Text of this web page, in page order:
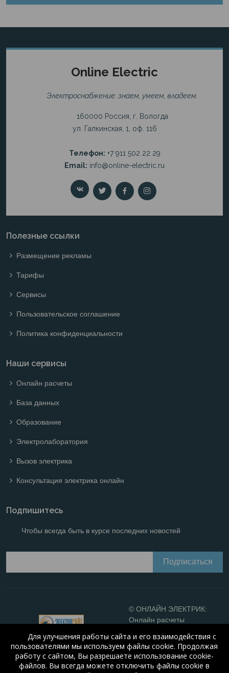
Online Electric
Электроснабжение: знаем, умеем, владеем.
160000 Россия, г. Вологда
ул. Галкинская, 1, оф. 116
Телефон: +7 911 502 22 29
Email: info@online-electric.ru
Полезные ссылки
Размещение рекламы
Тарифы
Сервисы
Пользовательское соглашение
Политика конфиденциальности
Наши сервисы
Онлайн расчеты
База данных
Образование
Электролаборатория
Вызов электрика
Консультация электрика онлайн
Подпишитесь
Чтобы всегда быть в курсе последних новостей
© ОНЛАЙН ЭЛЕКТРИК:
Онлайн расчеты
Online-electric.ru, 2008-
2026
© А.Н. Алюнов, 2008-2026
Для улучшения работы сайта и его взаимодействия с
пользователями мы используем файлы cookie. Продолжая
работу с сайтом, Вы разрешаете использование cookie-
файлов. Вы всегда можете отключить файлы cookie в